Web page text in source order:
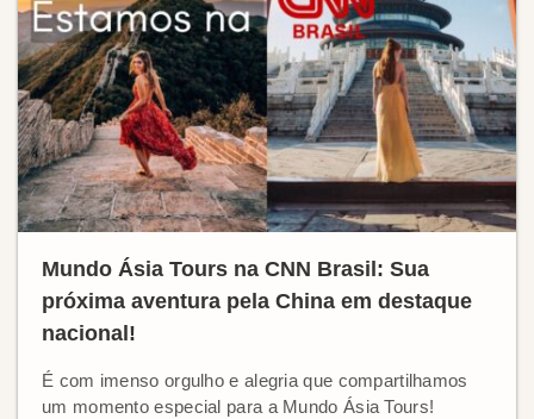
Mundo Ásia Tours na CNN Brasil: Sua
próxima aventura pela China em destaque
nacional!
É com imenso orgulho e alegria que compartilhamos
um momento especial para a Mundo Ásia Tours!